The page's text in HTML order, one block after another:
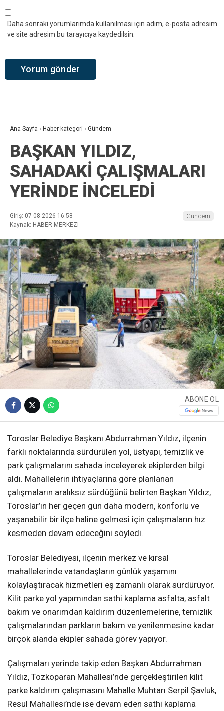
Daha sonraki yorumlarımda kullanılması için adım, e-posta adresim
ve site adresim bu tarayıcıya kaydedilsin.
Ana Sayfa › Haber kategori › Gündem
BAŞKAN YILDIZ,
SAHADAKİ ÇALIŞMALARI
YERİNDE İNCELEDİ
Giriş: 07-08-2026 16:58
Kaynak: HABER MERKEZI
Gündem
ABONE OL
Toroslar Belediye Başkanı Abdurrahman Yıldız, ilçenin
farklı noktalarında sürdürülen yol, üstyapı, temizlik ve
park çalışmalarını sahada inceleyerek ekiplerden bilgi
aldı. Mahallelerin ihtiyaçlarına göre planlanan
çalışmaların aralıksız sürdüğünü belirten Başkan Yıldız,
Toroslar’ın her geçen gün daha modern, konforlu ve
yaşanabilir bir ilçe haline gelmesi için çalışmaların hız
kesmeden devam edeceğini söyledi.
Toroslar Belediyesi, ilçenin merkez ve kırsal
mahallelerinde vatandaşların günlük yaşamını
kolaylaştıracak hizmetleri eş zamanlı olarak sürdürüyor.
Kilit parke yol yapımından sathi kaplama asfalta, asfalt
bakım ve onarımdan kaldırım düzenlemelerine, temizlik
çalışmalarından parkların bakım ve yenilenmesine kadar
birçok alanda ekipler sahada görev yapıyor.
Çalışmaları yerinde takip eden Başkan Abdurrahman
Yıldız, Tozkoparan Mahallesi’nde gerçekleştirilen kilit
parke kaldırım çalışmasını Mahalle Muhtarı Serpil Şavluk,
Resul Mahallesi’nde ise devam eden sathi kaplama